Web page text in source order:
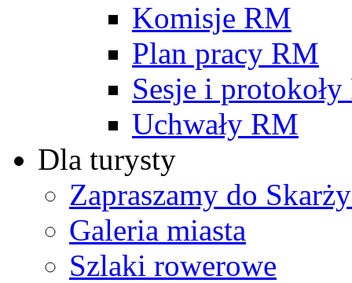
Komisje RM
Plan pracy RM
Sesje i
Uchwały RM
Dla turysty
Zapraszamy do
Galeria miasta
Szlaki rowerowe